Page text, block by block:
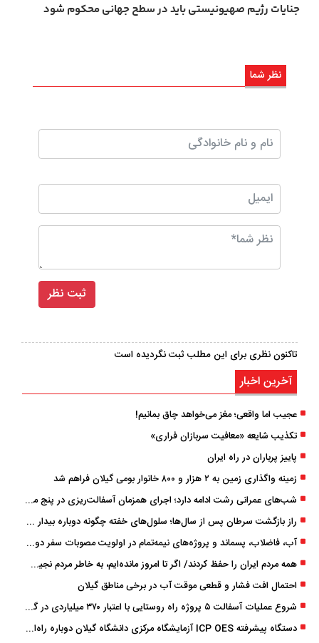
جنایات رژیم صهیونیستی باید در سطح جهانی محکوم شود
نظر شما
تاکنون نظری برای این مطلب ثبت نگردیده است
آخرین اخبار
عجیب اما واقعی؛ مغز می‌خواهد چاق بمانیم!
تکذیب شایعه «معافیت سربازان فراری»
پاییز پرباران در راه ایران
زمینه واگذاری زمین به ۲ هزار و ۸۰۰ خانوار بومی گیلان فراهم شد
شب‌های عمرانی رشت ادامه دارد؛ اجرای همزمان آسفالت‌ریزی در پنج منطقه شهری
راز بازگشت سرطان پس از سال‌ها؛ سلول‌های خفته چگونه دوباره بیدار می‌شوند؟
آب، فاضلاب، پسماند و پروژه‌های نیمه‌تمام در اولویت مصوبات سفر دولت
همه مردم ایران را حفظ کردند/ اگر تا امروز مانده‌ایم، به ‌خاطر مردم نجیب ایران بوده است
احتمال افت فشار و قطعی موقت آب در برخی مناطق گیلان
شروع عملیات آسفالت ۵ پروژه راه ‌روستایی با اعتبار ۳۷۰ میلیاردی در گیلان
دستگاه پیشرفته ICP OES آزمایشگاه مرکزی دانشگاه گیلان دوباره راه‌اندازی شد